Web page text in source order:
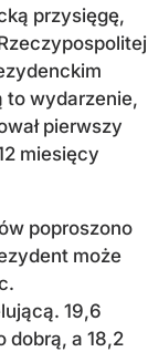
przysięgę,
to wydarzenie,
pierwszy
miesięcy
poproszono
może
19,6
dobrą, a 18,2